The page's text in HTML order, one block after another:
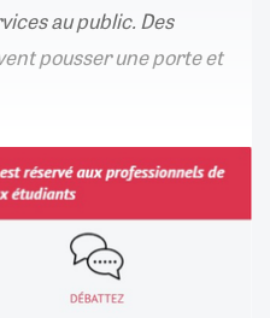
au public. Des
pousser une porte et